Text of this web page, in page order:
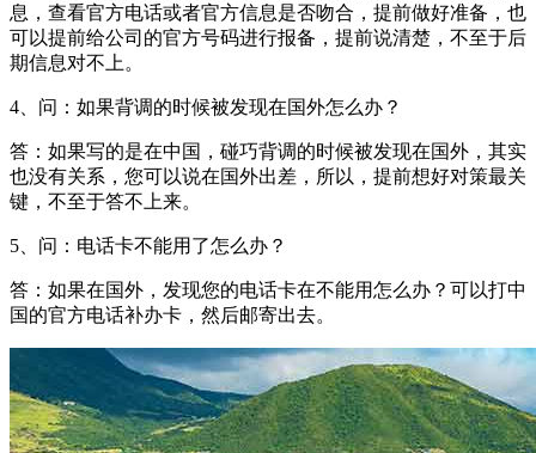
息，查看官方电话或者官方信息是否吻合，提前做好准备，也
可以提前给公司的官方号码进行报备，提前说清楚，不至于后
期信息对不上。
4、问：如果背调的时候被发现在国外怎么办？
答：如果写的是在中国，碰巧背调的时候被发现在国外，其实
也没有关系，您可以说在国外出差，所以，提前想好对策最关
键，不至于答不上来。
5、问：电话卡不能用了怎么办？
答：如果在国外，发现您的电话卡在不能用怎么办？可以打中
国的官方电话补办卡，然后邮寄出去。